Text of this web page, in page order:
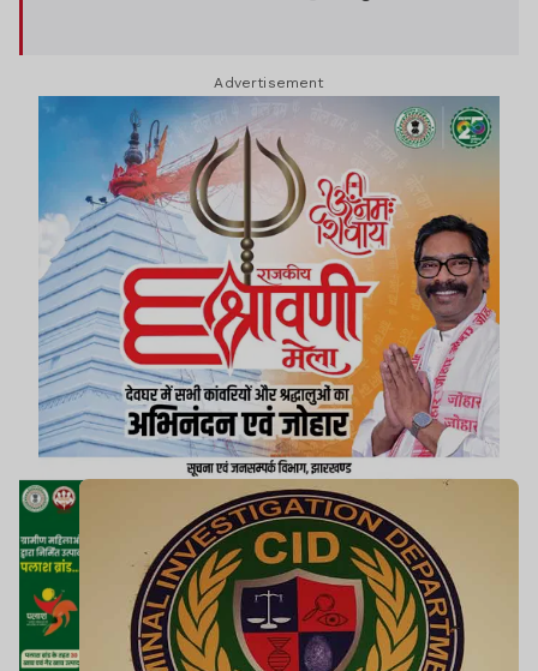
Advertisement